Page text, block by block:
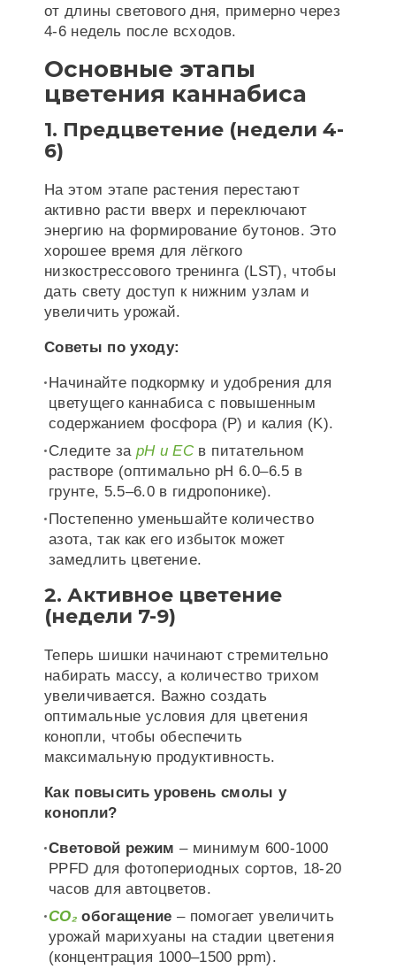
от длины светового дня, примерно через
4-6 недель после всходов.
Основные этапы
цветения каннабиса
1. Предцветение (недели 4-
6)
На этом этапе растения перестают
активно расти вверх и переключают
энергию на формирование бутонов. Это
хорошее время для лёгкого
низкострессового тренинга (LST), чтобы
дать свету доступ к нижним узлам и
увеличить урожай.
Советы по уходу:
Начинайте подкормку и удобрения для
цветущего каннабиса с повышенным
содержанием фосфора (P) и калия (K).
Следите за pH и ECв питательном
растворе (оптимально pH 6.0–6.5 в
грунте, 5.5–6.0 в гидропонике).
Постепенно уменьшайте количество
азота, так как его избыток может
замедлить цветение.
2. Активное цветение
(недели 7-9)
Теперь шишки начинают стремительно
набирать массу, а количество трихом
увеличивается. Важно создать
оптимальные условия для цветения
конопли, чтобы обеспечить
максимальную продуктивность.
Как повысить уровень смолы у
конопли?
Световой режим – минимум 600-1000
PPFD для фотопериодных сортов, 18-20
часов для автоцветов.
CO₂ обогащение – помогает увеличить
урожай марихуаны на стадии цветения
(концентрация 1000–1500 ppm).